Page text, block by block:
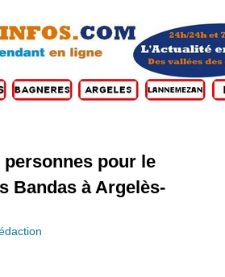
personnes pour le
Bandas à Argelès-